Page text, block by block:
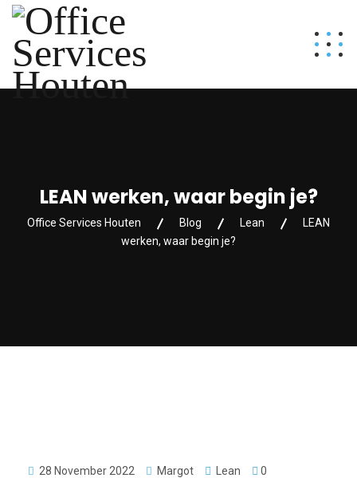
LEAN werken, waar begin je?
Office Services Houten Blog Lean
LEAN
werken, waar begin je?
28 November 2022 Margot Lean 0